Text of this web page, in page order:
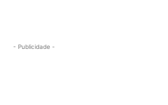
- Publicidade -